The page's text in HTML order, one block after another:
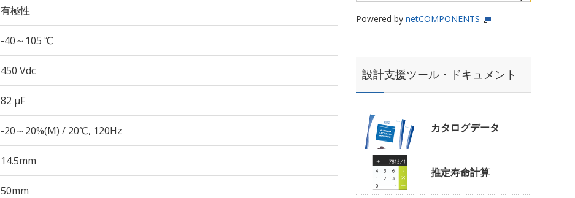
有極性
-40～105 ℃
450 Vdc
82 µF
-20～20%(M) / 20℃, 120Hz
14.5mm
50mm
Powered by netCOMPONENTS
設計支援ツール・ドキュメント
カタログデータ
推定寿命計算